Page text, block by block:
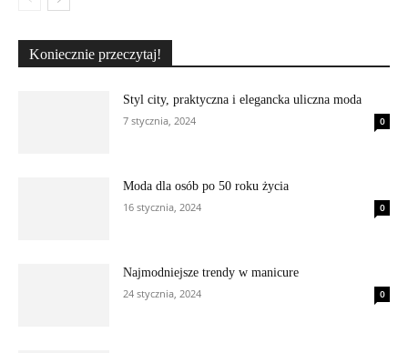
Koniecznie przeczytaj!
Styl city, praktyczna i elegancka uliczna moda
7 stycznia, 2024
0
Moda dla osób po 50 roku życia
16 stycznia, 2024
0
Najmodniejsze trendy w manicure
24 stycznia, 2024
0